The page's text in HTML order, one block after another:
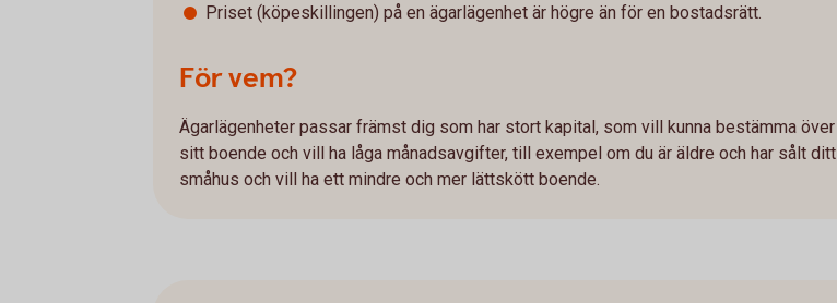
Priset (köpeskillingen) på en ägarlägenhet är högre än för en bostadsrätt.
För vem?
Ägarlägenheter passar främst dig som har stort kapital, som vill kunna bestämma över
sitt boende och vill ha låga månadsavgifter, till exempel om du är äldre och har sålt ditt
småhus och vill ha ett mindre och mer lättskött boende.